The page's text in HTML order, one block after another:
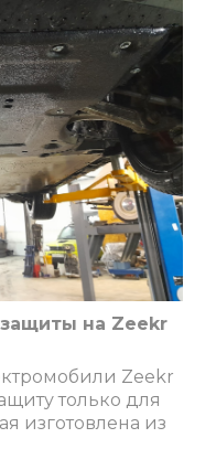
на Zeekr
Zeekr
только для
изготовлена из